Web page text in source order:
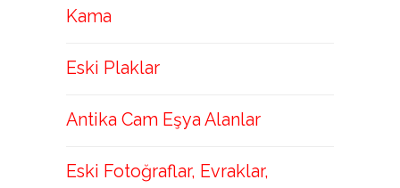
Kama
Eski Plaklar
Antika Cam Eşya Alanlar
Eski Fotoğraflar, Evraklar,